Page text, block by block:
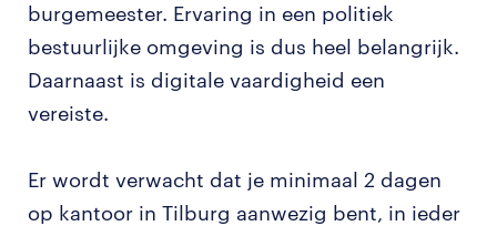
burgemeester. Ervaring in een politiek
bestuurlijke omgeving is dus heel belangrijk.
Daarnaast is digitale vaardigheid een
vereiste.
Er wordt verwacht dat je minimaal 2 dagen
op kantoor in Tilburg aanwezig bent, in ieder